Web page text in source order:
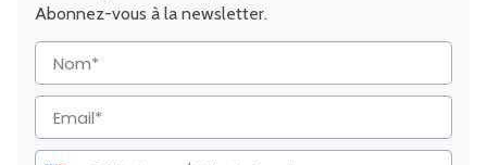
Abonnez-vous à la newsletter.